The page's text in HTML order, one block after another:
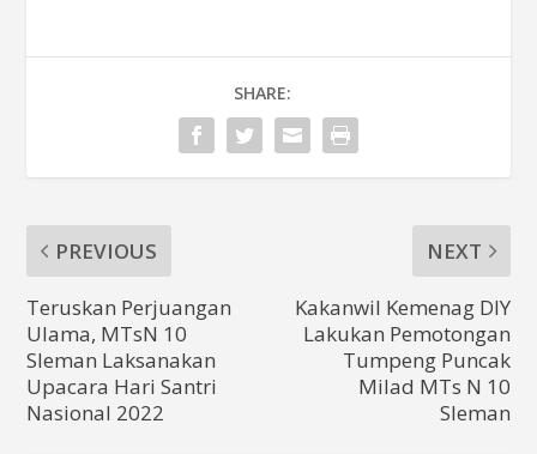
SHARE:
PREVIOUS
Teruskan Perjuangan
Ulama, MTsN 10
Sleman Laksanakan
Upacara Hari Santri
Nasional 2022
NEXT
Kakanwil Kemenag DIY
Lakukan Pemotongan
Tumpeng Puncak
Milad MTs N 10
Sleman